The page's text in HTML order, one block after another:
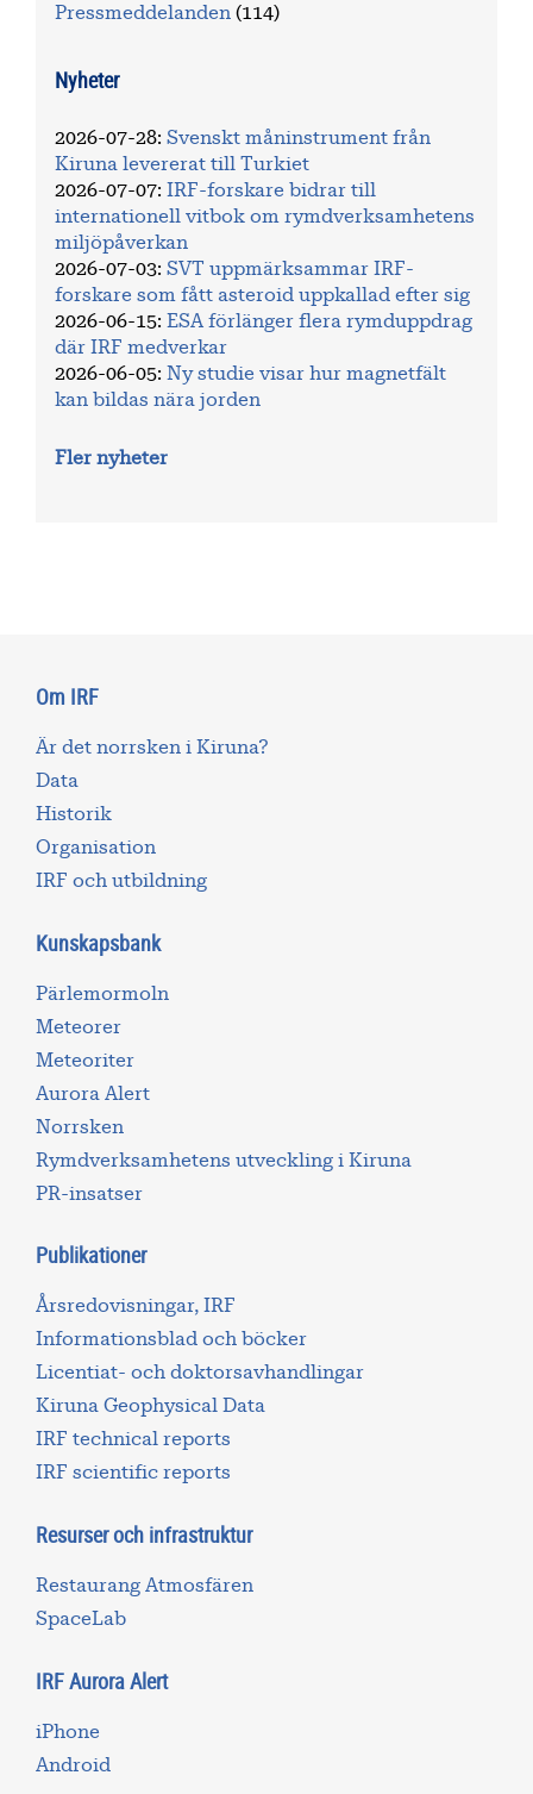
Pressmeddelanden (114)
Nyheter
2026-07-28: Svenskt måninstrument från
Kiruna levererat till Turkiet
2026-07-07:
IRF-forskare bidrar till
internationell vitbok om rymdverksamhetens
miljöpåverkan
2026-07-03: SVT uppmärksammar IRF-
forskare som fått asteroid uppkallad efter sig
2026-06-15: ESA förlänger flera rymduppdrag
där IRF medverkar
2026-06-05: Ny studie visar hur magnetfält
kan bildas nära jorden
Fler nyheter
Om IRF
Är det norrsken i Kiruna?
Data
Historik
Organisation
IRF och utbildning
Kunskapsbank
Pärlemormoln
Meteorer
Meteoriter
Aurora Alert
Norrsken
Rymdverksamhetens utveckling i Kiruna
PR-insatser
Publikationer
Årsredovisningar, IRF
Informationsblad och böcker
Licentiat- och doktorsavhandlingar
Kiruna Geophysical Data
IRF technical reports
IRF scientific reports
Resurser och infrastruktur
Restaurang Atmosfären
SpaceLab
IRF Aurora Alert
iPhone
Android